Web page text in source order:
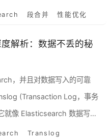
段合并 性能优化
解析：数据不丢的秘
，并且对数据写入的可靠
(Transaction Log，事务
就像 Elasticsearch 数据写入
Translog